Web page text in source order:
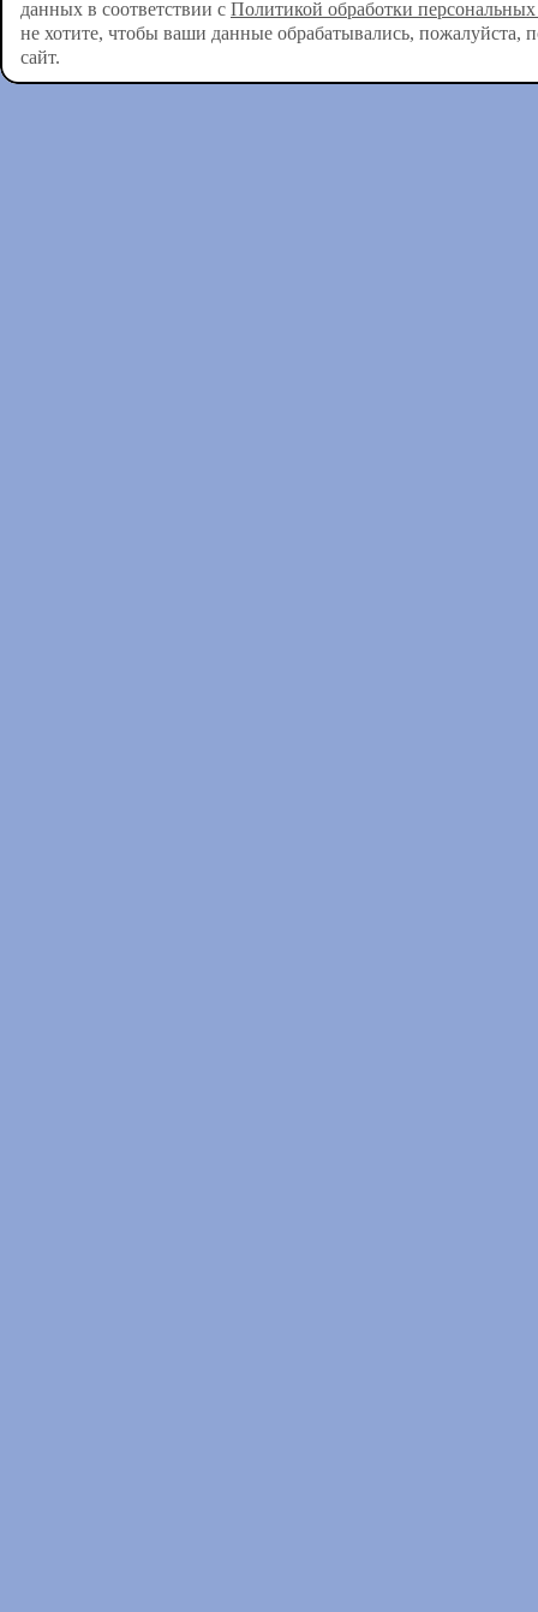
данных в соответствии с Политикой обработки
не хотите, чтобы ваши данные обрабатывались, пожалуйста,
сайт.